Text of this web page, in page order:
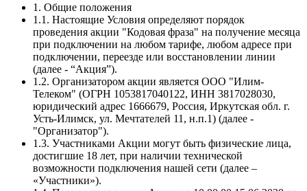
1. Общие положения
1.1. Настоящие Условия определяют порядок
проведения акции "Кодовая фраза" на получение месяца
при подключении на любом тарифе, любом адресе при
подключении, переезде или восстановлении линии
(далее - “Акция”).
1.2. Организатором акции является ООО "Илим-
Телеком" (ОГРН 1053817040122, ИНН 3817028030,
юридический адрес 1666679, Россия, Иркутская обл. г.
Усть-Илимск, ул. Мечтателей 11, н.п.1) (далее -
"Организатор").
1.3. Участниками Акции могут быть физические лица,
достигшие 18 лет, при наличии технической
возможности подключения нашей сети (далее –
«Участники»).